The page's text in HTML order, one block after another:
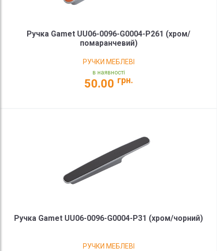
Ручка Gamet UU06-0096-G0004-P261 (хром/
помаранчевий)
РУЧКИ МЕБЛЕВІ
в наявності
50.00 грн.
Ручка Gamet UU06-0096-G0004-P31 (хром/чорний)
РУЧКИ МЕБЛЕВІ